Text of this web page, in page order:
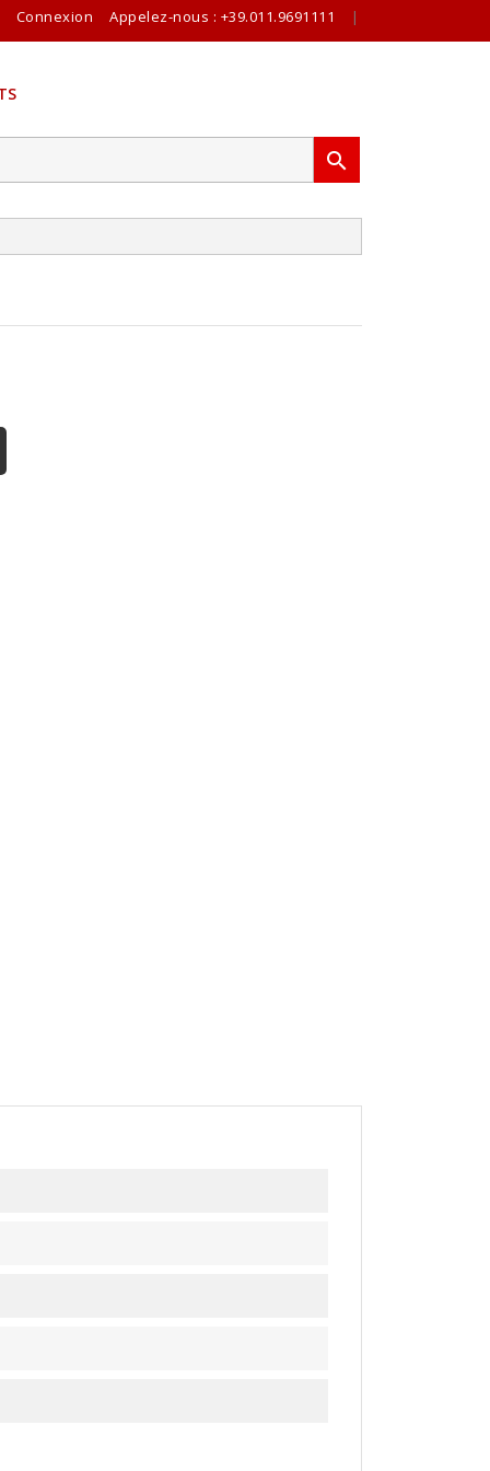
Connexion Appelez-nous : +39.011.9691111 |
